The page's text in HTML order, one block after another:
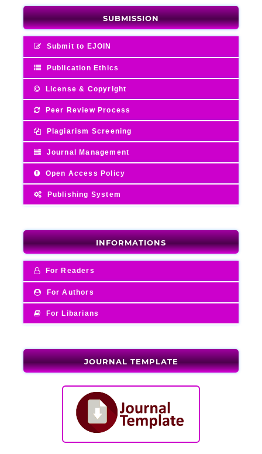
SUBMISSION
Submit to EJOIN
Publication Ethics
License & Copyright
Peer Review Process
Plagiarism Screening
Journal Management
Open Access Policy
Publishing System
INFORMATIONS
For Readers
For Authors
For Libarians
JOURNAL TEMPLATE